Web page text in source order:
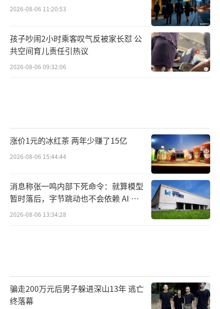
2026-08-06 11:20:53
孩子吵闹2小时乘客叹气反被家长怼 公
共空间育儿责任引热议
2026-08-06 09:32:06
涨价1元的冰红茶 两年少赚了15亿
2026-08-06 15:44:44
消息称张一鸣内部下死命令：就算模型
暂时落后，字节跳动也不会依赖 AI 蒸
馏技术
2026-08-06 13:34:28
骗走200万元后男子躲进深山13年 逃亡
终落幕